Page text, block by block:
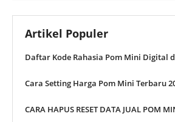
Artikel Populer
Daftar Kode Rahasia Pom Mini Digital
Cara Setting Harga Pom Mini Terbaru
CARA HAPUS RESET DATA JUAL POM